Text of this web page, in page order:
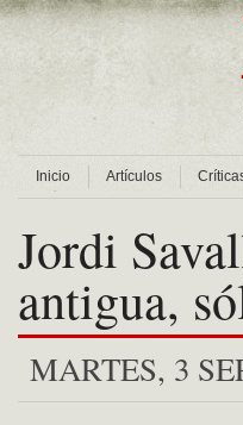
Inicio Artículos
Jordi
antigua,
MARTES, 3